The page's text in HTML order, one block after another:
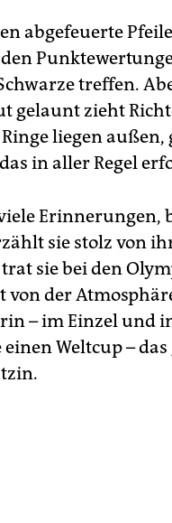
abgefeuerte
treffen.
gelaunt zieht
liegen
in aller Regel
Erinnerungen,
sie stolz von
trat sie bei den
der
– im Einzel und
einen Weltcup –